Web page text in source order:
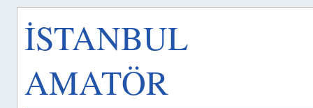
İSTANBUL
AMATÖR